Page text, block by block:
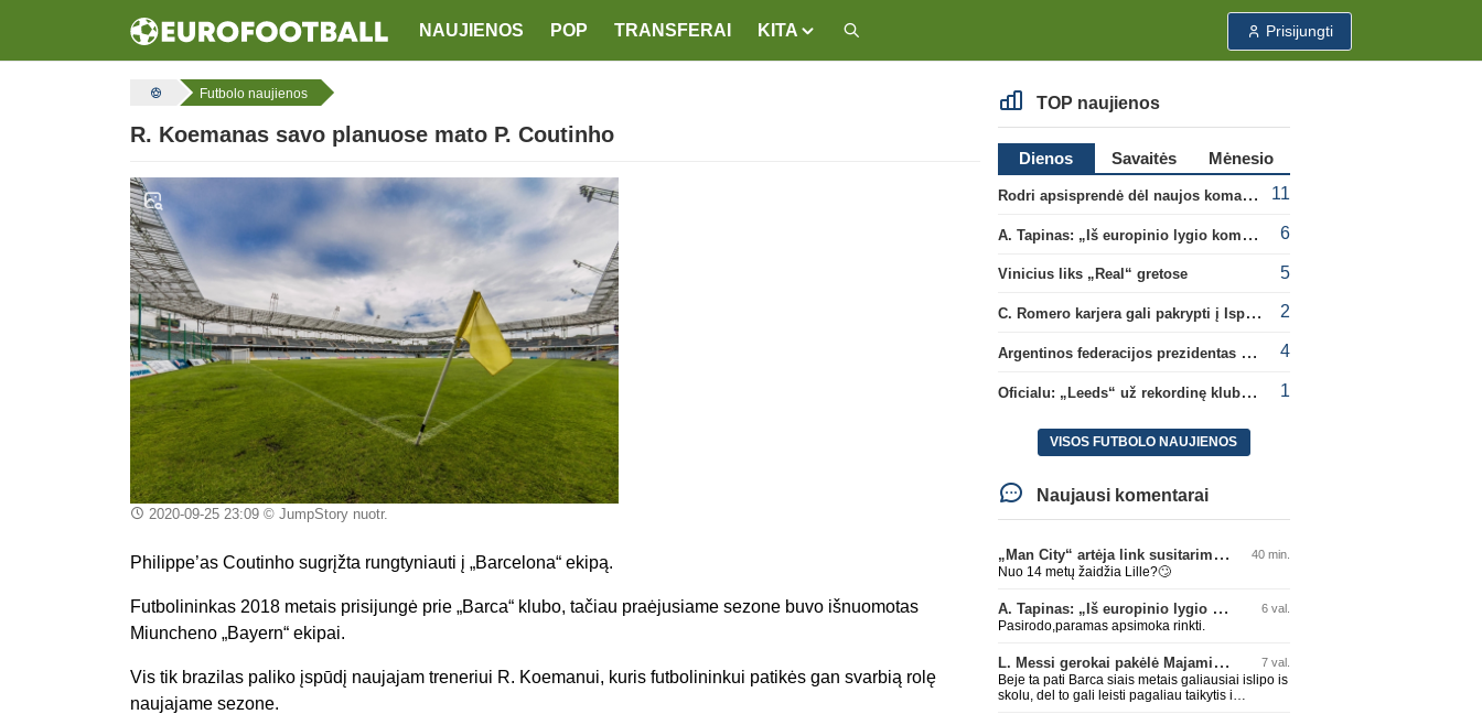
NAUJIENOS POP TRANSFERAI KITA Prisijungti
Futbolo naujienos
R. Koemanas savo planuose mato P. Coutinho
2020-09-25 23:09© JumpStory nuotr.
Philippe’as Coutinho sugrįžta rungtyniauti į „Barcelona“ ekipą.
Futbolininkas 2018 metais prisijungė prie „Barca“ klubo, tačiau praėjusiame sezone buvo išnuomotas
Miuncheno „Bayern“ ekipai.
Vis tik brazilas paliko įspūdį naujajam treneriui R. Koemanui, kuris futbolininkui patikės gan svarbią rolę
naujajame sezone.
TOP naujienos
Dienos Savaitės
Mėnesio
Rodri apsisprendė dėl naujos komandos
11
A. Tapinas: „Iš europinio lygio komandos gavom gerų pamokų“ 6
Vinicius liks „Real“ gretose 5
C. Romero karjera gali pakrypti į Ispaniją 2
Argentinos federacijos prezidentas C. Tapia negailėjo pagyrų G. Infantino 4
Oficialu: „Leeds“ už rekordinę klubui sumą įsigijo Anglijos rinktinės vartininką 1
VISOS FUTBOLO NAUJIENOS
Naujausi komentarai
„Man City“ artėja link susitarimo dėl marokiečio A. Bouaddi persikėlimo 40 min.
Nuo 14 metų žaidžia Lille?🙄
A. Tapinas: „Iš europinio lygio komandos gavom gerų pamokų“ 6 val.
Pasirodo,paramas apsimoka rinkti.
L. Messi gerokai pakėlė Majamio „Inter“ komandos vertę 7 val.
Beje ta pati Barca siais metais galiausiai islipo is
skolu, del to gali leisti pagaliau taikytis i